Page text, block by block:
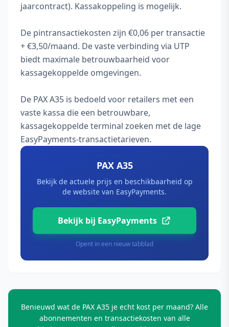
jaarcontract). Kassakoppeling is mogelijk.
De pintransactiekosten zijn €0,06 per transactie
+ €3,50/maand. De vaste verbinding via UTP
biedt maximale betrouwbaarheid voor
kassagekoppelde omgevingen.
De PAX A35 is bedoeld voor retailers met een
vaste kassa die een betrouwbare,
kassagekoppelde terminal zoeken met de lage
EasyPayments-transactietarieven.
PAX A35
Bekijk de actuele prijs en beschikbaarheid op
de website van EasyPayments.
Bekijk bij EasyPayments
Opent in een nieuw tabblad
Benieuwd wat de PAX A35 je echt kost per maand? Alle
abonnementen en transactiekosten van alle